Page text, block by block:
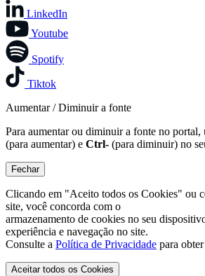
LinkedIn
Youtube
Spotify
Tiktok
Aumentar / Diminuir a fonte
Para aumentar ou diminuir a fonte no portal,
(para aumentar) e Ctrl- (para diminuir) no
Fechar
Clicando em "Aceito todos os Cookies" ou
site, você concorda com o
armazenamento de cookies no seu
experiência e navegação no site.
Consulte a Política de Privacidade para
Aceitar todos os Cookies